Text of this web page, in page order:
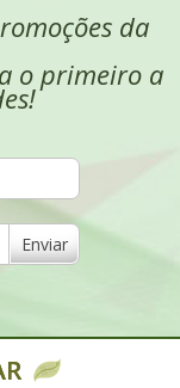
da
o primeiro a
Enviar